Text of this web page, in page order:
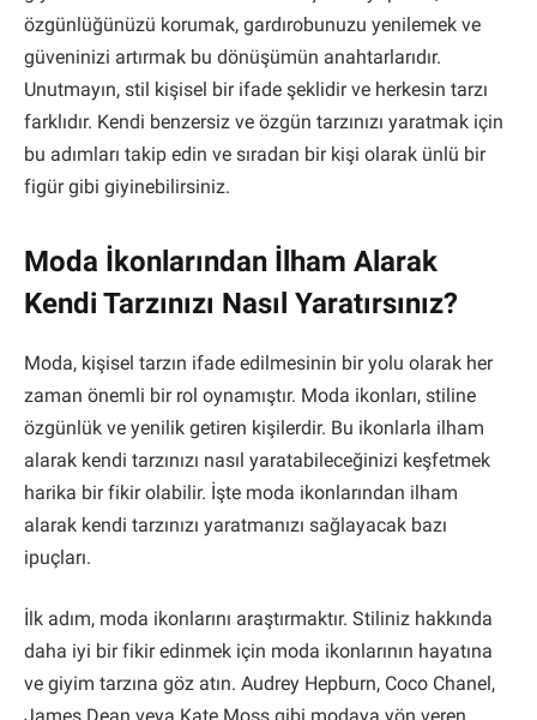
özgünlüğünüzü korumak, gardırobunuzu yenilemek ve
güveninizi artırmak bu dönüşümün anahtarlarıdır.
Unutmayın, stil kişisel bir ifade şeklidir ve herkesin tarzı
farklıdır. Kendi benzersiz ve özgün tarzınızı yaratmak için
bu adımları takip edin ve sıradan bir kişi olarak ünlü bir
figür gibi giyinebilirsiniz.
Moda İkonlarından İlham Alarak
Kendi Tarzınızı Nasıl Yaratırsınız?
Moda, kişisel tarzın ifade edilmesinin bir yolu olarak her
zaman önemli bir rol oynamıştır. Moda ikonları, stiline
özgünlük ve yenilik getiren kişilerdir. Bu ikonlarla ilham
alarak kendi tarzınızı nasıl yaratabileceğinizi keşfetmek
harika bir fikir olabilir. İşte moda ikonlarından ilham
alarak kendi tarzınızı yaratmanızı sağlayacak bazı
ipuçları.
İlk adım, moda ikonlarını araştırmaktır. Stiliniz hakkında
daha iyi bir fikir edinmek için moda ikonlarının hayatına
ve giyim tarzına göz atın. Audrey Hepburn, Coco Chanel,